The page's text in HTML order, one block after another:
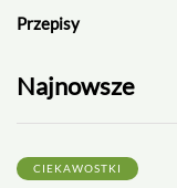
Przepisy
Najnowsze
CIEKAWOSTKI